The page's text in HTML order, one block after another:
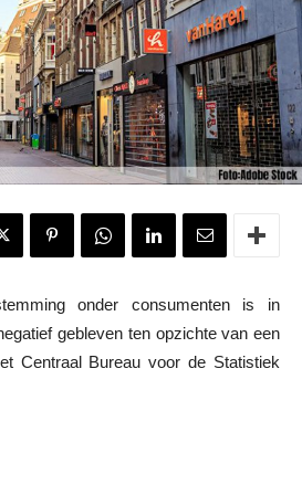
onder consumenten is in
gebleven ten opzichte van een
Centraal Bureau voor de Statistiek